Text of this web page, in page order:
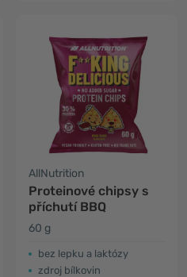
AllNutrition
Proteinové chipsy s
příchutí BBQ
60 g
bez lepku a laktózy
zdroj bílkovin